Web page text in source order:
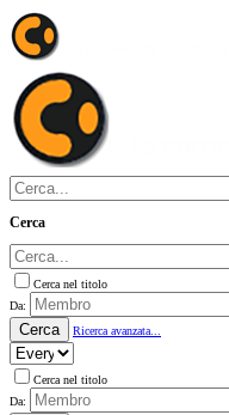
Cerca
Cerca nel titolo
Da:
Cerca Ricerca avanzata...
Cerca nel titolo
Da: